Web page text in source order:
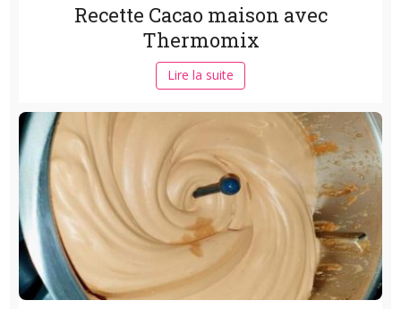
Recette Cacao maison avec
Thermomix
Lire la suite